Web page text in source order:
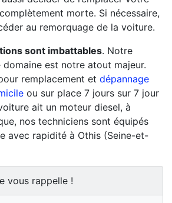
morte. Si nécessaire,
au remorquage de la voiture.
sont imbattables. Notre
est notre atout majeur.
remplacement et dépannage
ou sur place 7 jours sur 7 jour
ait un moteur diesel, à
nos techniciens sont équipés
avec rapidité à Othis (Seine-et-
vous rappelle !